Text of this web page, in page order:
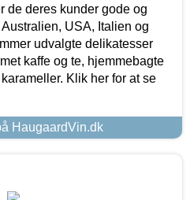
de deres kunder gode og
USA, Italien og
udvalgte delikatesser
kaffe og te, hjemmebagte
Klik her for at se
HaugaardVin.dk